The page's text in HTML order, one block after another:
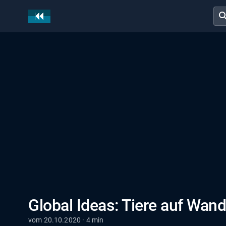
Global Ideas: Tiere auf
vom 20.10.2020 · 4 min